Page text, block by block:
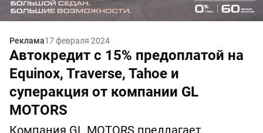
Реклама17 февраля 2024
Автокредит с 15% предоплатой на
Equinox, Traverse, Tahoe и
суперакция от компании GL
MOTORS
Компания GL MOTORS предлагает